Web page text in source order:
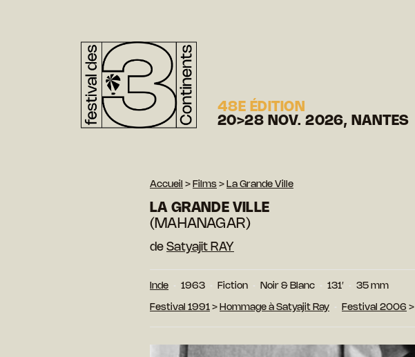
48E ÉDITION
20>28 NOV. 2026, NANTES
Accueil > Films > La Grande Ville
LA GRANDE VILLE
(MAHANAGAR)
de Satyajit RAY
Inde 1963 Fiction Noir & Blanc 131′ 35 mm
Festival 1991 > Hommage à Satyajit Ray Festival 2006 >